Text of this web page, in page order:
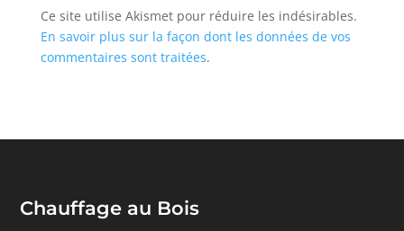
Ce site utilise Akismet pour réduire les indésirables.
En savoir plus sur la façon dont les données de vos
commentaires sont traitées.
Chauffage au Bois